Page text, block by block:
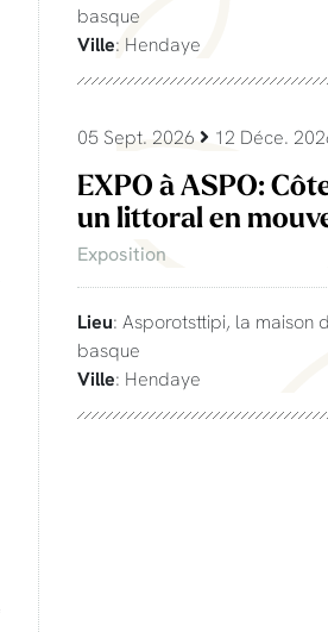
basque
Ville: Hendaye
05 Sept. 2026 12 Déce.
EXPO à ASPO:
un littoral en
Exposition
Lieu: Asporotsttipi, la maison
basque
Ville: Hendaye